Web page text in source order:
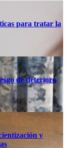
para tratar la
de deterioro
y